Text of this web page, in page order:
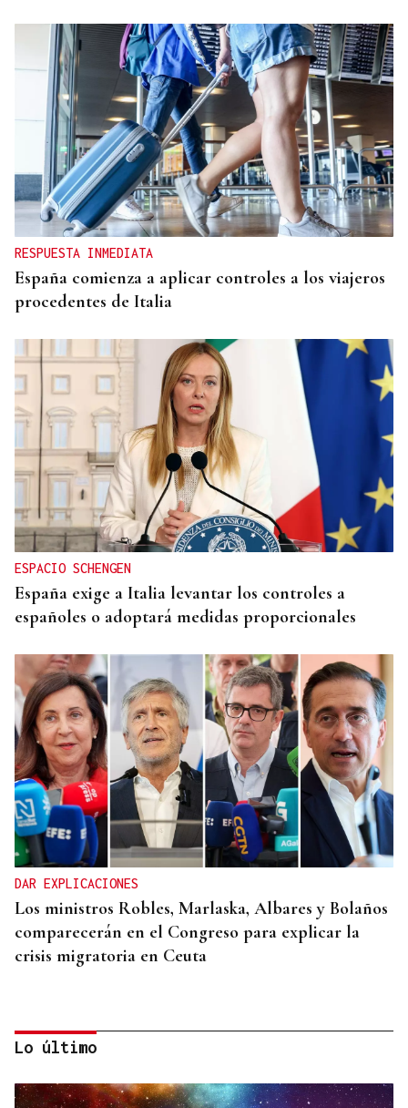
RESPUESTA INMEDIATA
España comienza a aplicar controles a los viajeros
procedentes de Italia
ESPACIO SCHENGEN
España exige a Italia levantar los controles a
españoles o adoptará medidas proporcionales
DAR EXPLICACIONES
Los ministros Robles, Marlaska, Albares y Bolaños
comparecerán en el Congreso para explicar la
crisis migratoria en Ceuta
Lo último